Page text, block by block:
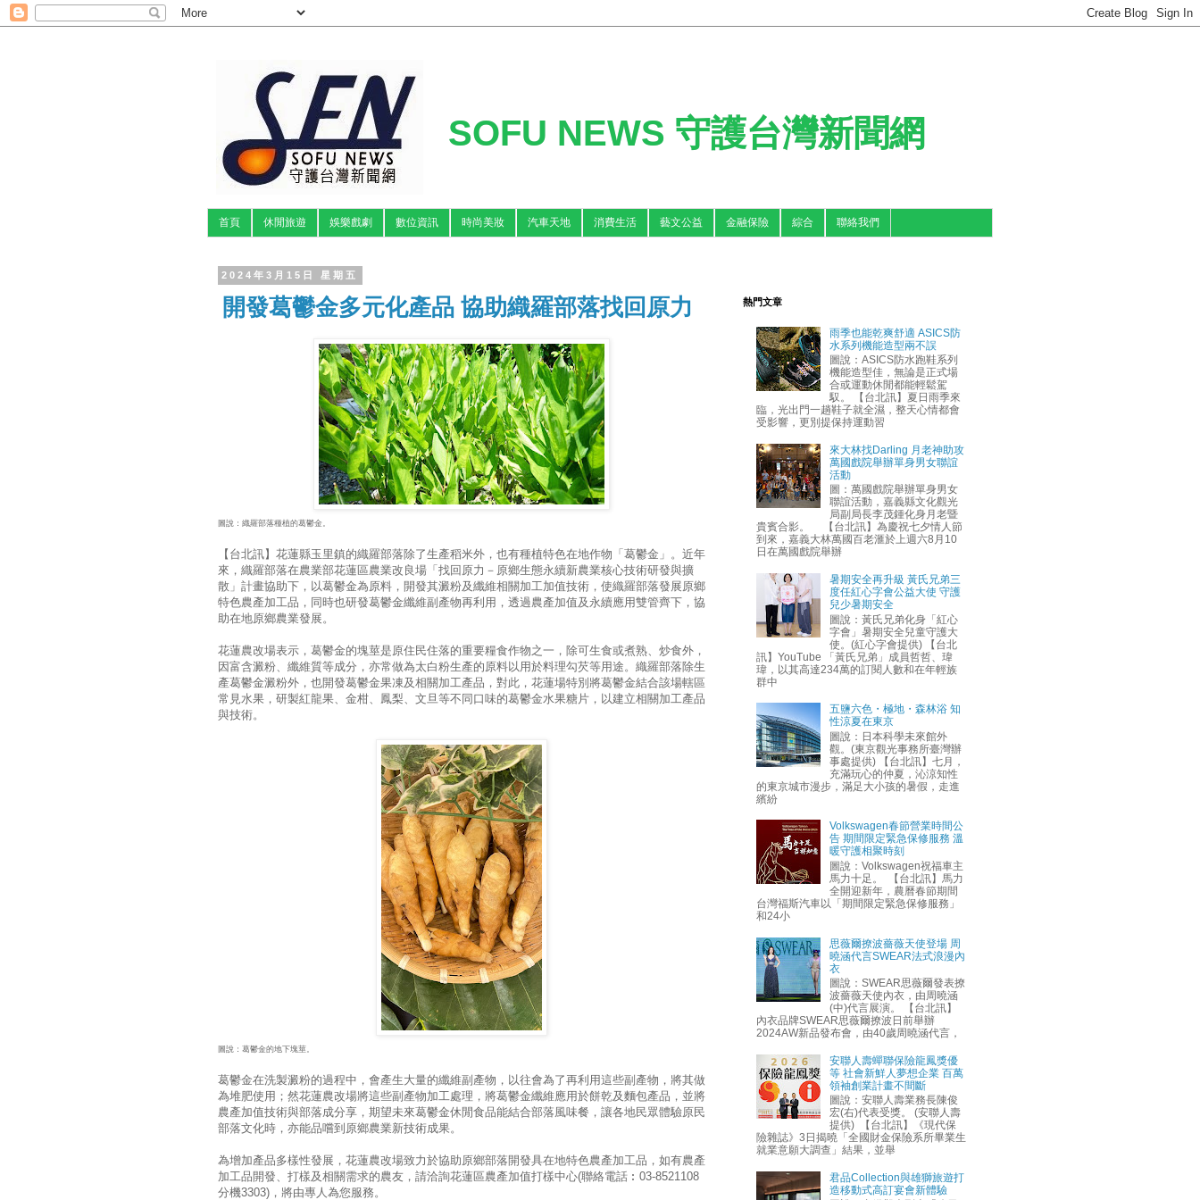
SOFU NEWS 守護台灣新聞網
首頁 休閒旅遊 娛樂戲劇 數位資訊 時尚美妝 汽車天地 消費生活 藝文公益 金融保險 綜合 聯絡我們
2024年3月15日 星期五
開發葛鬱金多元化產品 協助織羅部落找回原力
圖說：織羅部落種植的葛鬱金。
【台北訊】花蓮縣玉里鎮的織羅部落除了生產稻米外，也有種植特色在地作物「葛鬱金」。近年
來，織羅部落在農業部花蓮區農業改良場「找回原力－原鄉生態永續新農業核心技術研發與擴
散」計畫協助下，以葛鬱金為原料，開發其澱粉及纖維相關加工加值技術，使織羅部落發展原鄉
特色農產加工品，同時也研發葛鬱金纖維副產物再利用，透過農產加值及永續應用雙管齊下，協
助在地原鄉農業發展。
花蓮農改場表示，葛鬱金的塊莖是原住民住落的重要糧食作物之一，除可生食或煮熟、炒食外，
因富含澱粉、纖維質等成分，亦常做為太白粉生產的原料以用於料理勾芡等用途。織羅部落除生
產葛鬱金澱粉外，也開發葛鬱金果凍及相關加工產品，對此，花蓮場特別將葛鬱金結合該場轄區
常見水果，研製紅龍果、金柑、鳳梨、文旦等不同口味的葛鬱金水果糖片，以建立相關加工產品
與技術。
圖說：葛鬱金的地下塊莖。
葛鬱金在洗製澱粉的過程中，會產生大量的纖維副產物，以往會為了再利用這些副產物，將其做
為堆肥使用；然花蓮農改場將這些副產物加工處理，將葛鬱金纖維應用於餅乾及麵包產品，並將
農產加值技術與部落成分享，期望未來葛鬱金休閒食品能結合部落風味餐，讓各地民眾體驗原民
部落文化時，亦能品嚐到原鄉農業新技術成果。
為增加產品多樣性發展，花蓮農改場致力於協助原鄉部落開發具在地特色農產加工品，如有農產
加工品開發、打樣及相關需求的農友，請洽詢花蓮區農產加值打樣中心(聯絡電話︰03-8521108
分機3303)，將由專人為您服務。
熱門文章
雨季也能乾爽舒適 ASICS防
水系列機能造型兩不誤
圖說：ASICS防水跑鞋系列
機能造型佳，無論是正式場
合或運動休閒都能輕鬆駕
馭。 【台北訊】夏日雨季來
臨，光出門一趟鞋子就全濕，整天心情都會
受影響，更別提保持運動習
來大林找Darling 月老神助攻
萬國戲院舉辦單身男女聯誼
活動
圖：萬國戲院舉辦單身男女
聯誼活動，嘉義縣文化觀光
局副局長李茂鍾化身月老暨
貴賓合影。 【台北訊】為慶祝七夕情人節
到來，嘉義大林萬國百老滙於上週六8月10
日在萬國戲院舉辦
暑期安全再升級 黃氏兄弟三
度任紅心字會公益大使 守護
兒少暑期安全
圖說：黃氏兄弟化身「紅心
字會」暑期安全兒童守護大
使。(紅心字會提供) 【台北
訊】YouTube 「黃氏兄弟」成員哲哲、瑋
瑋，以其高達234萬的訂閱人數和在年輕族
群中
五鹽六色・極地・森林浴 知
性涼夏在東京
圖說：日本科學未來館外
觀。(東京觀光事務所臺灣辦
事處提供) 【台北訊】七月，
充滿玩心的仲夏，沁涼知性
的東京城市漫步，滿足大小孩的暑假，走進
繽紛
Volkswagen春節營業時間公
告 期間限定緊急保修服務 溫
暖守護相聚時刻
圖說：Volkswagen祝福車主
馬力十足。 【台北訊】馬力
全開迎新年，農曆春節期間
台灣福斯汽車以「期間限定緊急保修服務」
和24小
思薇爾撩波薔薇天使登場 周
曉涵代言SWEAR法式浪漫內
衣
圖說：SWEAR思薇爾發表撩
波薔薇天使內衣，由周曉涵
(中)代言展演。 【台北訊】
內衣品牌SWEAR思薇爾撩波日前舉辦
2024AW新品發布會，由40歲周曉涵代言，
安聯人壽蟬聯保險龍鳳獎優
等 社會新鮮人夢想企業 百萬
領袖創業計畫不間斷
圖說：安聯人壽業務長陳俊
宏(右)代表受獎。 (安聯人壽
提供) 【台北訊】《現代保
險雜誌》3日揭曉「全國財金保險系所畢業生
就業意願大調查」結果，並舉
君品Collection與雄獅旅遊打
造移動式高訂宴會新體驗